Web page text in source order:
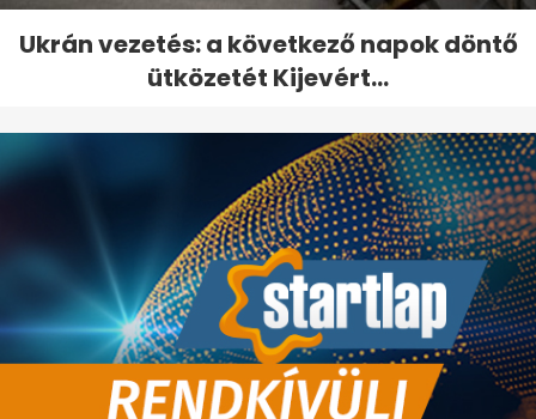
Ukrán vezetés: a következő napok döntő
ütközetét Kijevért...